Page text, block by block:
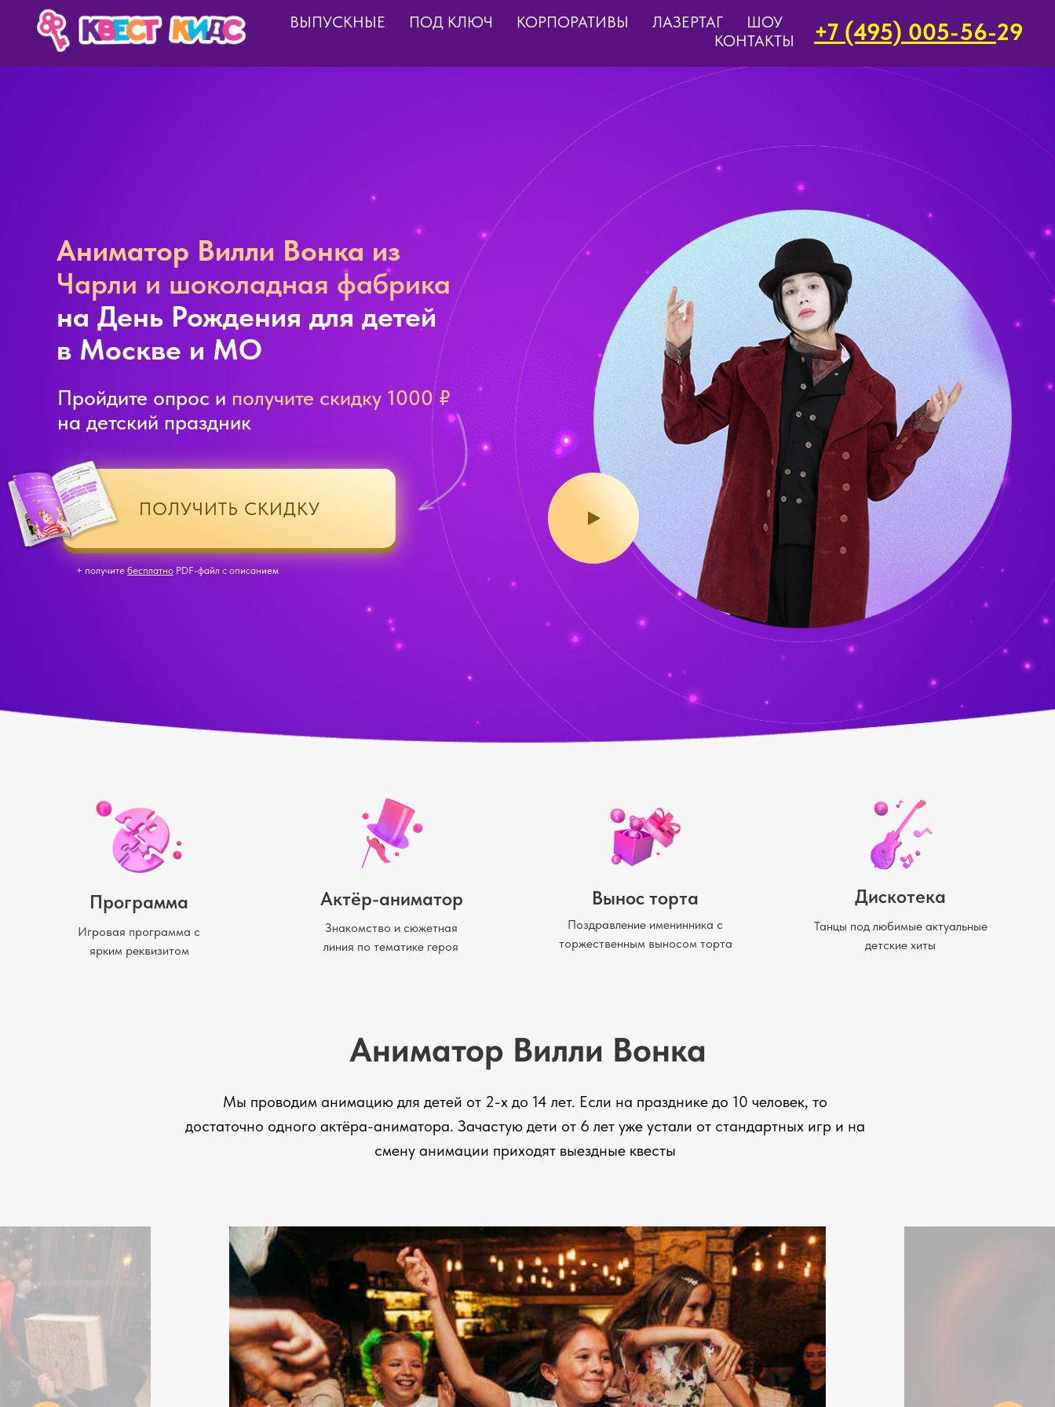
ВЫПУСКНЫЕ ПОД КЛЮЧ КОРПОРАТИВЫ ЛАЗЕРТАГ
ШОУ
КОНТАКТЫ
+7 (495) 005-56-29
Пройдите опрос и получите скидку 1000 ₽
на детский праздник
+ получите бесплатно PDF-файл с описанием
ПОЛУЧИТЬ СКИДКУ
Аниматор Вилли Вонка из
Чарли и шоколадная фабрика
на День Рождения для детей
в Москве и МО
Вынос торта
Поздравление именинника с
торжественным выносом торта
Дискотека
Танцы под любимые актуальные
детские хиты
Программа
Игровая программа с
ярким реквизитом
Актёр-аниматор
Знакомство и сюжетная
линия по тематике героя
Мы проводим анимацию для детей от 2-х до 14 лет. Если на празднике до 10 человек, то
достаточно одного актёра-аниматора. Зачастую дети от 6 лет уже устали от стандартных игр и на
смену анимации приходят выездные квесты
Аниматор Вилли Вонка